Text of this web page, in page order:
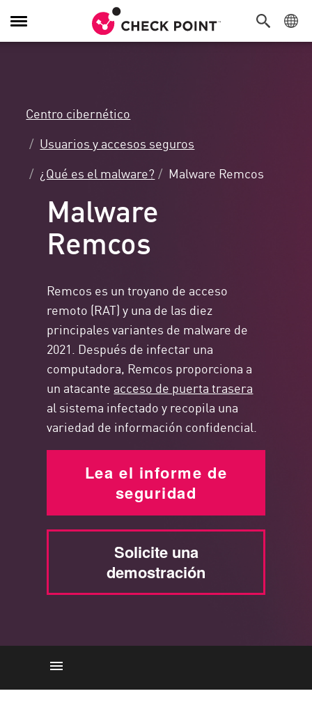
Alternar
navegación
Centro cibernético
Usuarios y accesos seguros
¿Qué es el malware?
Malware Remcos
Malware
Remcos
Remcos es un troyano de acceso
remoto (RAT) y una de las diez
principales variantes de malware de
2021. Después de infectar una
computadora, Remcos proporciona a
un atacante acceso de puerta trasera
al sistema infectado y recopila una
variedad de información confidencial.
Lea el informe de
seguridad
Solicite una
demostración